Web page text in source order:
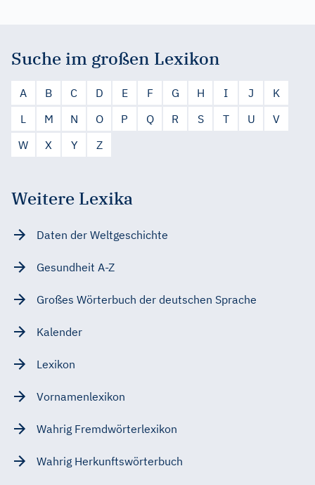
Suche im großen Lexikon
A B C D E F G H I J
K
L
M N O P Q R S T U
V
W
X Y Z
Weitere Lexika
Daten der Weltgeschichte
Gesundheit A-Z
Großes Wörterbuch der deutschen Sprache
Kalender
Lexikon
Vornamenlexikon
Wahrig Fremdwörterlexikon
Wahrig Herkunftswörterbuch